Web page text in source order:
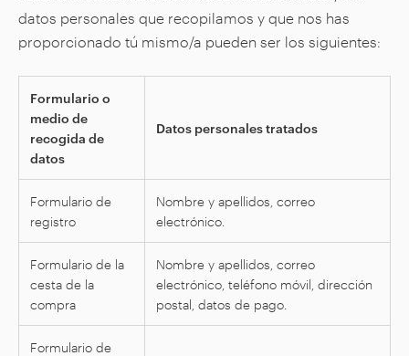
datos personales que recopilamos y que nos has
proporcionado tú mismo/a pueden ser los siguientes:
Formulario o
medio de
recogida de
datos
Datos personales tratados
Formulario de
registro
Nombre y apellidos, correo
electrónico.
Formulario de la
cesta de la
compra
Nombre y apellidos, correo
electrónico, teléfono móvil, dirección
postal, datos de pago.
Formulario de